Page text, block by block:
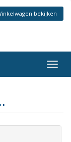
bekijken
in-/